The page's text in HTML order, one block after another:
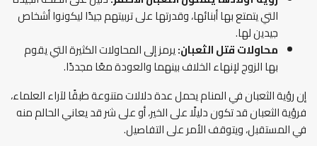
التي يتمتع بها أبنائها، وقدرتها على تربيتهم جيدًا ليكونوا أشخاص
جيدين لها.
محاولات قتل الثعبان:يرمز إلى المحاولات الكثيرة التي يقوم
بها الزوج لإنهاء الخلاف بينهما والعودة معًا مجددًا.
إن رؤية الثعبان في المنام يحمل عدة دلالات متنوعة طبقًا لآراء العلماء،
فرؤية الثعبان قد تكون دليلًا على الخير، أو على شر قد يعاني الحالم منه
في المستقبل، ويتوقف الأمر على التفاصيل.